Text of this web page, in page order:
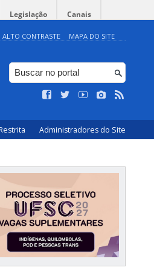
Legislação Canais
ALTO CONTRASTE MAPA DO SITE
Administradores do Site